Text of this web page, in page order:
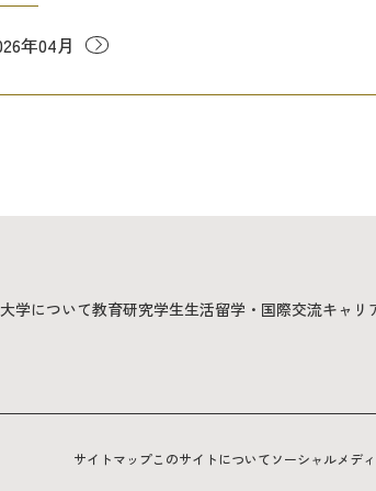
年04月
学について教育研究学生生活留学・国際交流キャリ
サイトマップこのサイトについてソーシャルメデ